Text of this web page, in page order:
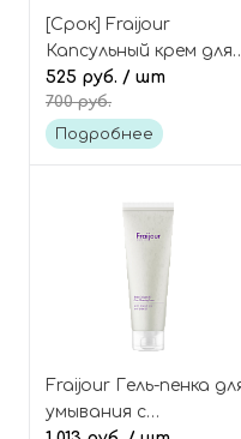
[Срок] Fraijour
Капсульный крем для
век против тёмных
кругов с юдзу Yuzu
Honey Capsule Eye
525 руб. / шт
700 руб.
Подробнее
Fraijour Гель-пенка
умывания с